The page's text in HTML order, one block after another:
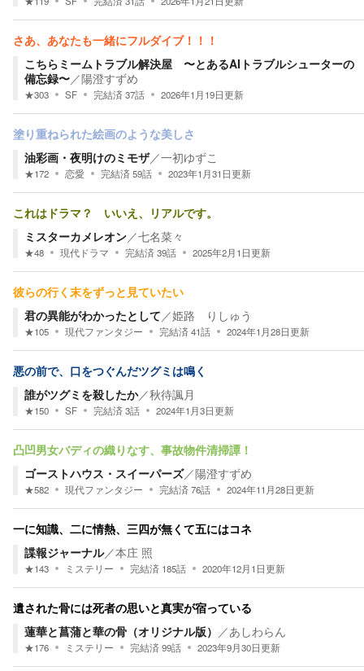
さあ、あなたも一緒にフルダイブ！！！
こちらミームトラブル解決屋 〜とあるAIトラブルシューターの
備忘録〜／陽澄すずめ
★303 SF 完結済37話 2026年1月19日更新
塗り重ねられた絵画のような美しさ
油彩画・夜明けのミモザ／一初ゆずこ
★172 恋愛 完結済59話 2023年1月31日更新
これはドラマ？ いいえ、リアルです。
ミスターカメレオン／七名菜々
★48 現代ドラマ 完結済39話 2025年2月1日更新
彼らの行く末をずっと見ていたい
君の異能がわかったとして／姫路 りしゅう
★105 現代ファンタジー 完結済41話 2024年1月28日更新
悪の前で、口をつぐんだツグミは鳴く
誰がツグミを殺したか／秋待諷月
★150 SF 完結済3話 2024年1月3日更新
凸凹男女バディの織りなす、事故物件清掃譚！
ゴーストハウス・スイーパーズ／陽澄すずめ
★582 現代ファンタジー 完結済76話 2024年11月28日更新
一に知識、二に情熱、三四が無くて五にはコネ
諜報ジャーナル／本庄 照
★143 ミステリー 完結済 185話 2020年12月1日更新
遺された骨には死者の思いと真実が宿っている
蓮華と菖蒲と華の骨（オリジナル版） ／あしわらん
★176 ミステリー 完結済99話 2023年9月30日更新